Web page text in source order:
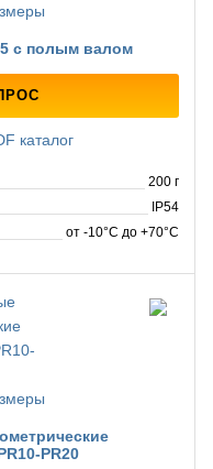
с полым валом
каталог
200 г
IP54
от -10°C до +70°C
PR20